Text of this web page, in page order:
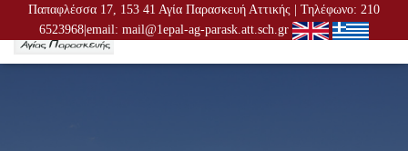
Παπαφλέσσα 17, 153 41 Αγία Παρασκευή Αττικής | Τηλέφωνο: 210
6523968|email: mail@1epal-ag-parask.att.sch.gr
Ν